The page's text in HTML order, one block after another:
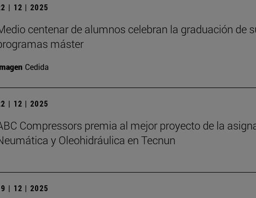
| 12 | 2025
centenar de alumnos celebran la graduación de
máster
Cedida
| 12 | 2025
Compressors premia al mejor proyecto de la
y Oleohidráulica en Tecnun
| 12 | 2025